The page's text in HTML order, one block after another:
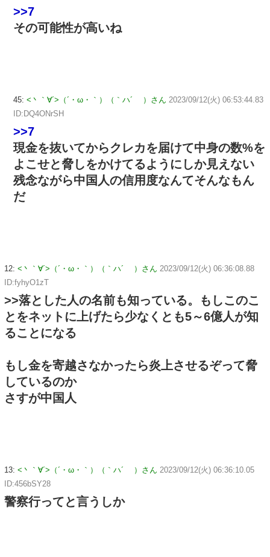
>>7
その可能性が高いね
45: <丶｀∀´>（´・ω・｀）（｀ハ´ ）さん 2023/09/12(火) 06:53:44.83
ID:DQ4ONrSH
>>7
現金を抜いてからクレカを届けて中身の数%を
よこせと脅しをかけてるようにしか見えない
残念ながら中国人の信用度なんてそんなもん
だ
12: <丶｀∀´>（´・ω・｀）（｀ハ´ ）さん 2023/09/12(火) 06:36:08.88
ID:fyhyO1zT
>>落とした人の名前も知っている。もしこのこ
とをネットに上げたら少なくとも5～6億人が知
ることになる
もし金を寄越さなかったら炎上させるぞって脅
しているのか
さすが中国人
13: <丶｀∀´>（´・ω・｀）（｀ハ´ ）さん 2023/09/12(火) 06:36:10.05
ID:456bSY28
警察行ってと言うしか